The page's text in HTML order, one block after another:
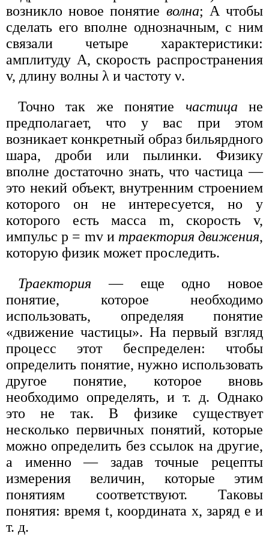
возникло новое понятие волна; А чтобы
сделать его вполне однозначным, с ним
связали четыре характеристики:
амплитуду А, скорость распространения
v, длину волны λ и частоту ν.
Точно так же понятие частица не
предполагает, что у вас при этом
возникает конкретный образ бильярдного
шара, дроби или пылинки. Физику
вполне достаточно знать, что частица —
это некий объект, внутренним строением
которого он не интересуется, но у
которого есть масса m, скорость v,
импульс р = mv и траектория движения,
которую физик может проследить.
Траектория — еще одно новое
понятие, которое необходимо
использовать, определяя понятие
«движение частицы». На первый взгляд
процесс этот беспределен: чтобы
определить понятие, нужно использовать
другое понятие, которое вновь
необходимо определять, и т. д. Однако
это не так. В физике существует
несколько первичных понятий, которые
можно определить без ссылок на другие,
а именно — задав точные рецепты
измерения величин, которые этим
понятиям соответствуют. Таковы
понятия: время t, координата x, заряд е и
т. д.